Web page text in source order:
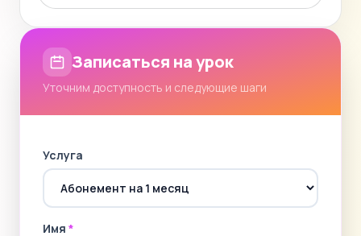
Записаться на урок
Уточним доступность и следующие шаги
Услуга
Имя *